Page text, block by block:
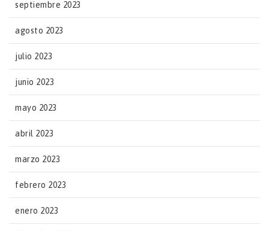
septiembre 2023
agosto 2023
julio 2023
junio 2023
mayo 2023
abril 2023
marzo 2023
febrero 2023
enero 2023